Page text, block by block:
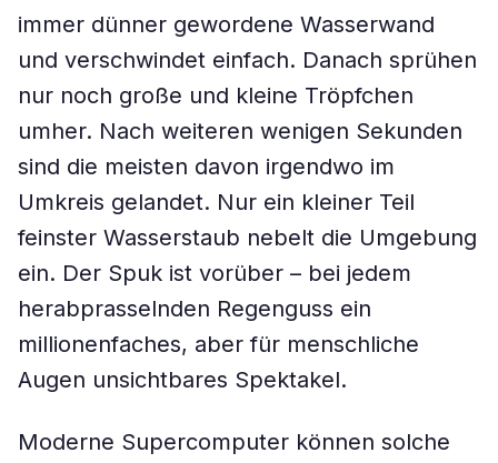
immer dünner gewordene Wasserwand
und verschwindet einfach. Danach sprühen
nur noch große und kleine Tröpfchen
umher. Nach weiteren wenigen Sekunden
sind die meisten davon irgendwo im
Umkreis gelandet. Nur ein kleiner Teil
feinster Wasserstaub nebelt die Umgebung
ein. Der Spuk ist vorüber – bei jedem
herabprasselnden Regenguss ein
millionenfaches, aber für menschliche
Augen unsichtbares Spektakel.
Moderne Supercomputer können solche